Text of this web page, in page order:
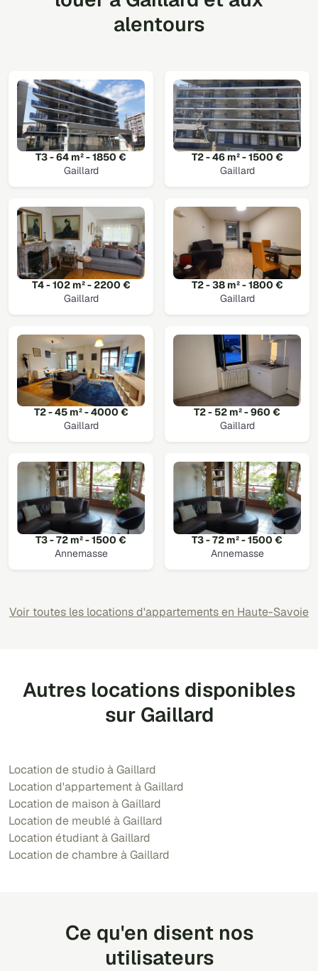
alentours
T3 - 64 m² - 1850 €
Gaillard
T2 - 46 m² - 1500 €
Gaillard
T4 - 102 m² - 2200 €
Gaillard
T2 - 38 m² - 1800 €
Gaillard
T2 - 45 m² - 4000 €
Gaillard
T2 - 52 m² - 960 €
Gaillard
T3 - 72 m² - 1500 €
Annemasse
T3 - 72 m² - 1500 €
Annemasse
Voir toutes les locations d'appartements en Haute-Savoie
Autres locations disponibles
sur Gaillard
Location de studio à Gaillard
Location d'appartement à Gaillard
Location de maison à Gaillard
Location de meublé à Gaillard
Location étudiant à Gaillard
Location de chambre à Gaillard
Ce qu'en disent nos
utilisateurs